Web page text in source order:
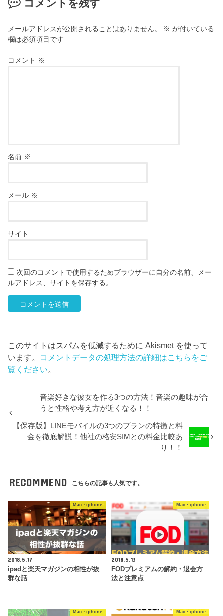
コメントを残す
メールアドレスが公開されることはありません。 ※ が付いている
欄は必須項目です
コメント ※
名前 ※
メール ※
サイト
次回のコメントで使用するためブラウザーに自分の名前、メー
ルアドレス、サイトを保存する。
このサイトはスパムを低減するために Akismet を使って
います。 コメントデータの処理方法の詳細はこちらをご
覧ください。
音楽好きな彼女を作る3つの方法！音楽の趣味が合
うと性格や考え方が近くなる！！
【保存版】LINEモバイルの3つのプランの特徴と料
金を徹底解説！他社の格安SIMとの料金比較あ
り！！
RECOMMEND こちらの記事も人気です。
Mac・iphone
2018.5.17
ipadと楽天マガジンの相性が抜
群な話
Mac・iphone
2018.5.13
FODプレミアムの解約・退会方
法と注意点
Mac・iphone Mac・iphone